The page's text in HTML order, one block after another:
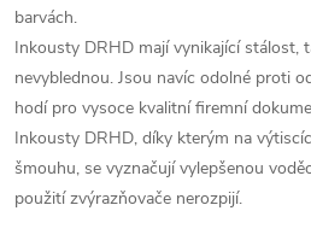
barvách.
Inkousty DRHD mají vynikající stálost,
nevyblednou. Jsou navíc odolné proti
hodí pro vysoce kvalitní firemní
Inkousty DRHD, díky kterým na
šmouhu, se vyznačují vylepšenou
použití zvýrazňovače nerozpijí.